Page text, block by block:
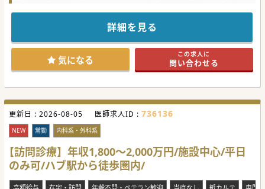
是非一度お問い合わせください。
詳細を見る
気になる この求人に
問い合わせる
更新日 : 2026-08-05 医師求人ID : 736136
NEW 常勤 内科系・外科系
【訪問診療】年収1,800～2,000万円/施設中心/平日
のみ可/ハブ駅から徒歩圏内/